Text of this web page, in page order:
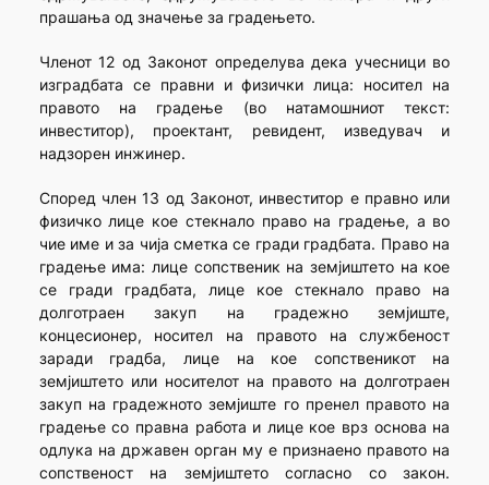
прашања од значење за градењето.
Членот 12 од Законот определува дека учесници во
изградбата се правни и физички лица: носител на
правото на градење (во натамошниот текст:
инвеститор), проектант, ревидент, изведувач и
надзорен инжинер.
Според член 13 од Законот, инвеститор е правно или
физичко лице кое стекнало право на градење, а во
чие име и за чија сметка се гради градбата. Право на
градење има: лице сопственик на земјиштето на кое
се гради градбата, лице кое стекнало право на
долготраен закуп на градежно земјиште,
концесионер, носител на правото на службеност
заради градба, лице на кое сопственикот на
земјиштето или носителот на правото на долготраен
закуп на градежното земјиште го пренел правото на
градење со правна работа и лице кое врз основа на
одлука на државен орган му е признаено правото на
сопственост на земјиштето согласно со закон.